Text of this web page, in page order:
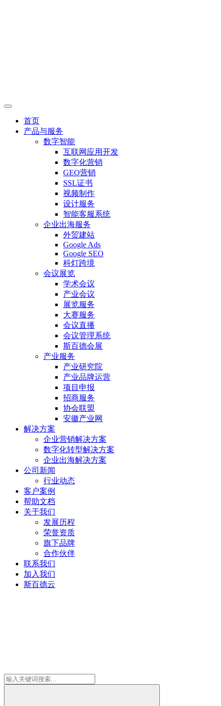
首页
产品与服务
数字智能
互联网应用开发
数字化营销
GEO营销
SSL证书
视频制作
设计服务
智能客服系统
企业出海服务
外贸建站
Google Ads
Google SEO
科灯跨境
会议展览
学术会议
产业会议
展览服务
大赛服务
会议直播
会议管理系统
斯百德会展
产业服务
产业研究院
产业品牌运营
项目申报
招商服务
协会联盟
安徽产业网
解决方案
企业营销解决方案
数字化转型解决方案
企业出海解决方案
公司新闻
行业动态
客户案例
帮助文档
关于我们
发展历程
荣誉资质
旗下品牌
合作伙伴
联系我们
加入我们
斯百德云